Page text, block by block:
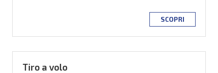
SCOPRI
Tiro a volo